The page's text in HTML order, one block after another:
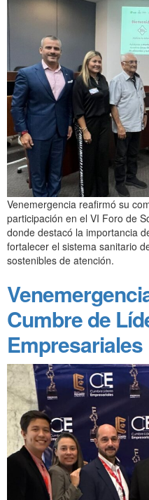
Venemergencia reafirmó su
participación en el VI Foro de
donde destacó la importancia
fortalecer el sistema sanitario
sostenibles de atención.
Cumbre de
Empresariales